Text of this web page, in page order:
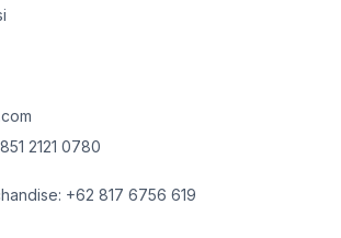
2121 0780
+62 817 6756 619